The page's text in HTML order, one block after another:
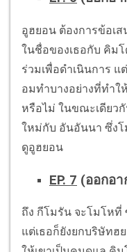
อูฮยอน ต้องการข้อเส
ในชื่อของเธอกับ คิม
ร่วมเพื่อดำเนินการ
อมทำบางอย่างที่ทำใ
หรือไม่ ในขณะเดียว
ใหม่กับ อันอันนา ซึ่งโ
ดูอูฮยอน
EP. 7 (ออกอ
ถึง กีโมรัน จะโมโหที่
แต่เธอก็ยังยกบริษัท